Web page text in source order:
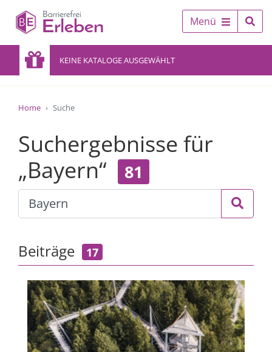
Menü
KEINE KATALOGE AUSGEWÄHLT
Home Suche
Suchergebnisse für
„Bayern“
81
Beiträge 17